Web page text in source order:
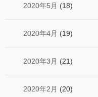
2020年5月 (18)
2020年4月 (19)
2020年3月 (21)
2020年2月 (20)